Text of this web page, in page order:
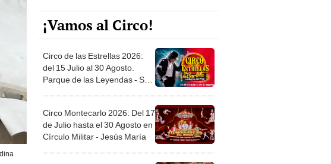
¡Vamos al Circo!
Circo de las Estrellas 2026:
del 15 Julio al 30 Agosto.
Parque de las Leyendas - San
Circo Montecarlo 2026: Del 17
de Julio hasta el 30 Agosto en
Círculo Militar - Jesús María